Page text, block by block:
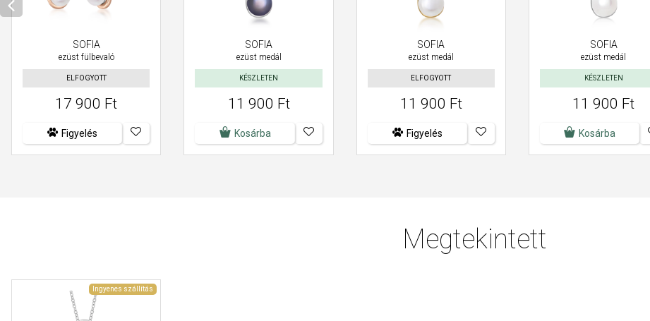
SOFIA
ezüst fülbevaló
ELFOGYOTT
17 900 Ft
Figyelés
SOFIA
ezüst medál
KÉSZLETEN
11 900 Ft
Kosárba
SOFIA
ezüst medál
ELFOGYOTT
11 900 Ft
Figyelés
SOFIA
ezüst medál
KÉSZLETEN
11 900 Ft
Kosárba
Megtekintett
Ingyenes szállítás